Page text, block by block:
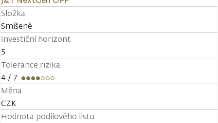
Složka
Smíšené
Investiční horizont
5
Tolerance rizika
4 / 7
Měna
CZK
Hodnota podílového listu